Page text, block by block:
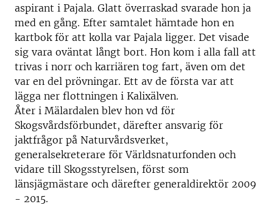
aspirant i Pajala. Glatt överraskad svarade hon ja
med en gång. Efter samtalet hämtade hon en
kartbok för att kolla var Pajala ligger. Det visade
sig vara oväntat långt bort. Hon kom i alla fall att
trivas i norr och karriären tog fart, även om det
var en del prövningar. Ett av de första var att
lägga ner flottningen i Kalixälven.
Åter i Mälardalen blev hon vd för
Skogsvårdsförbundet, därefter ansvarig för
jaktfrågor på Naturvårdsverket,
generalsekreterare för Världsnaturfonden och
vidare till Skogsstyrelsen, först som
länsjägmästare och därefter generaldirektör 2009
- 2015.